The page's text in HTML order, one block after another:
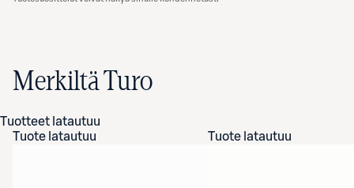
Merkiltä Turo
Tuotteet latautuu
Tuote latautuu
Tuote latautuu